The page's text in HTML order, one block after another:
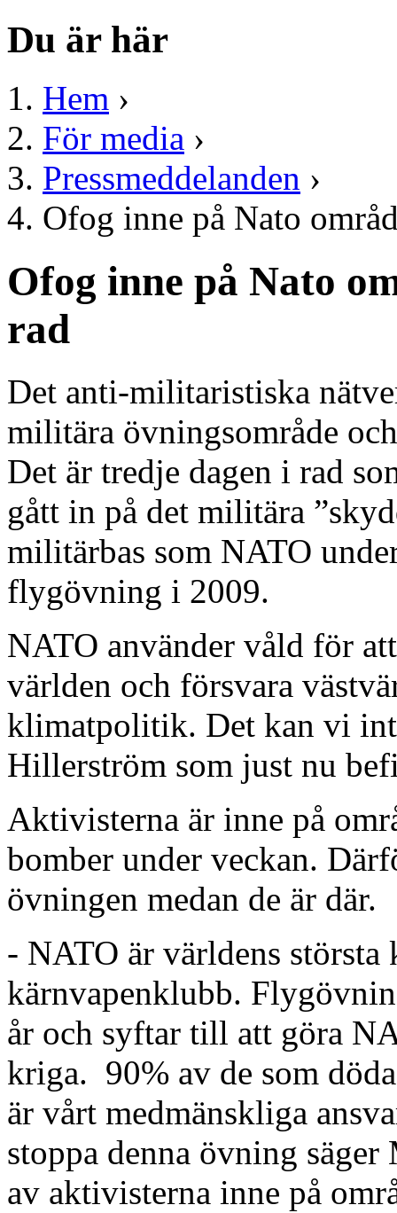
Du är här
Hem ›
För media ›
Pressmeddelanden ›
Ofog inne på Nato
Ofog inne på Nato
rad
Det anti-militaristiska
militära övningsområde
Det är tredje dagen i rad
gått in på det militära
militärbas som NATO
flygövning i 2009.
NATO använder våld för
världen och försvara
klimatpolitik. Det kan vi
Hillerström som just nu
Aktivisterna är inne på
bomber under veckan.
övningen medan de är där.
- NATO är världens
kärnvapenklubb.
år och syftar till att göra
kriga. 90% av de som
är vårt medmänskliga
stoppa denna övning
av aktivisterna inne på